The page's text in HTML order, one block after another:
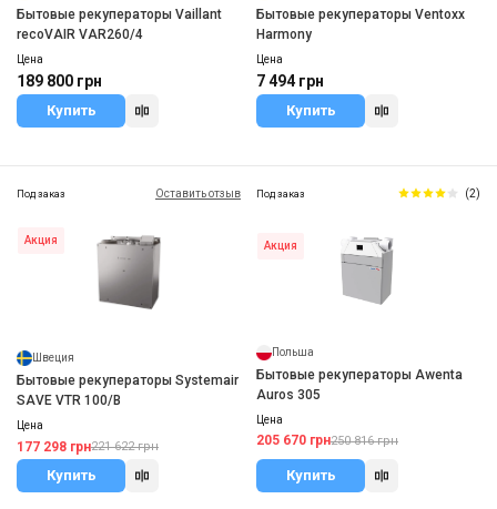
Бытовые рекуператоры Vaillant
recoVAIR VAR260/4
Цена
189 800 грн
Купить
Бытовые рекуператоры Ventoxx
Harmony
Цена
7 494 грн
Купить
Под заказ Оставить отзыв
Акция
Швеция
Бытовые рекуператоры Systemair
SAVE VTR 100/B
Цена
177 298 грн221 622 грн
Купить
Под заказ (2)
Акция
Польша
Бытовые рекуператоры Awenta
Auros 305
Цена
205 670 грн250 816 грн
Купить